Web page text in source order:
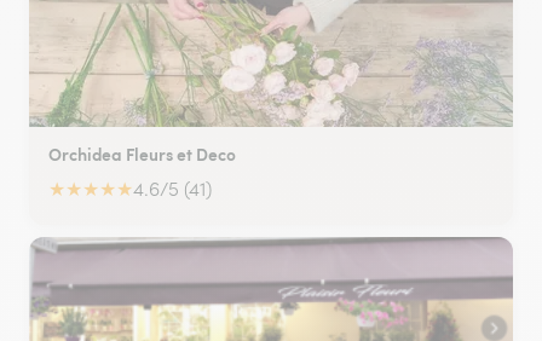
Orchidea Fleurs et Deco
★★★★★4.6/5 (41)